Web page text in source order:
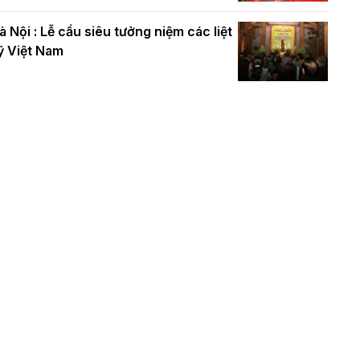
Nội : Lễ cầu siêu tưởng niệm các liệt
Việt Nam